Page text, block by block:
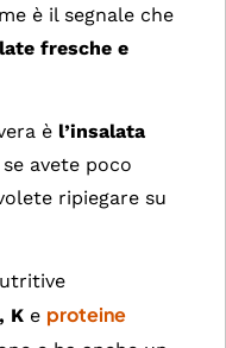
è il segnale che
fresche e
è l’insalata
avete poco
ripiegare su
K e proteine